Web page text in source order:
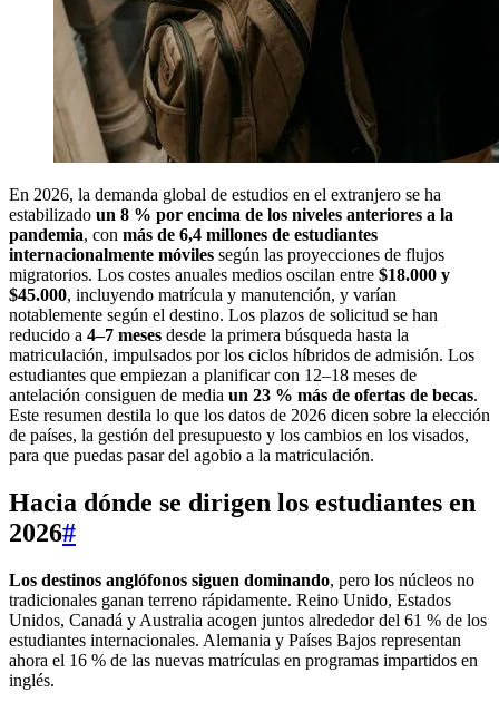
En 2026, la demanda global de estudios en el extranjero se ha
estabilizado un 8 % por encima de los niveles anteriores a la
pandemia, con más de 6,4 millones de estudiantes
internacionalmente móviles según las proyecciones de flujos
migratorios. Los costes anuales medios oscilan entre $18.000 y
$45.000, incluyendo matrícula y manutención, y varían
notablemente según el destino. Los plazos de solicitud se han
reducido a 4–7 meses desde la primera búsqueda hasta la
matriculación, impulsados por los ciclos híbridos de admisión. Los
estudiantes que empiezan a planificar con 12–18 meses de
antelación consiguen de media un 23 % más de ofertas de becas.
Este resumen destila lo que los datos de 2026 dicen sobre la elección
de países, la gestión del presupuesto y los cambios en los visados,
para que puedas pasar del agobio a la matriculación.
Hacia dónde se dirigen los estudiantes en
2026#
Los destinos anglófonos siguen dominando, pero los núcleos no
tradicionales ganan terreno rápidamente. Reino Unido, Estados
Unidos, Canadá y Australia acogen juntos alrededor del 61 % de los
estudiantes internacionales. Alemania y Países Bajos representan
ahora el 16 % de las nuevas matrículas en programas impartidos en
inglés.